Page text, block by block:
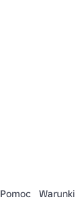
Pomoc Warunki